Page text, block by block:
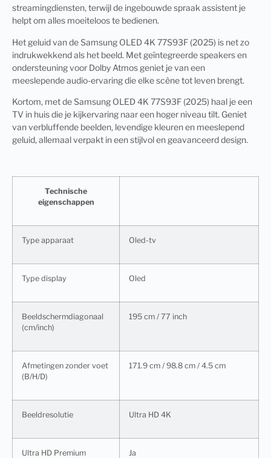
streamingdiensten, terwijl de ingebouwde spraak assistent je
helpt om alles moeiteloos te bedienen.
Het geluid van de Samsung OLED 4K 77S93F (2025) is net zo
indrukwekkend als het beeld. Met geïntegreerde speakers en
ondersteuning voor Dolby Atmos geniet je van een
meeslepende audio-ervaring die elke scène tot leven brengt.
Kortom, met de Samsung OLED 4K 77S93F (2025) haal je een
TV in huis die je kijkervaring naar een hoger niveau tilt. Geniet
van verbluffende beelden, levendige kleuren en meeslepend
geluid, allemaal verpakt in een stijlvol en geavanceerd design.
Technische
eigenschappen
Type apparaat Oled-tv
Type display Oled
Beeldschermdiagonaal
(cm/inch)
195 cm / 77 inch
Afmetingen zonder voet
(B/H/D)
171.9 cm / 98.8 cm / 4.5 cm
Beeldresolutie Ultra HD 4K
Ultra HD Premium Ja